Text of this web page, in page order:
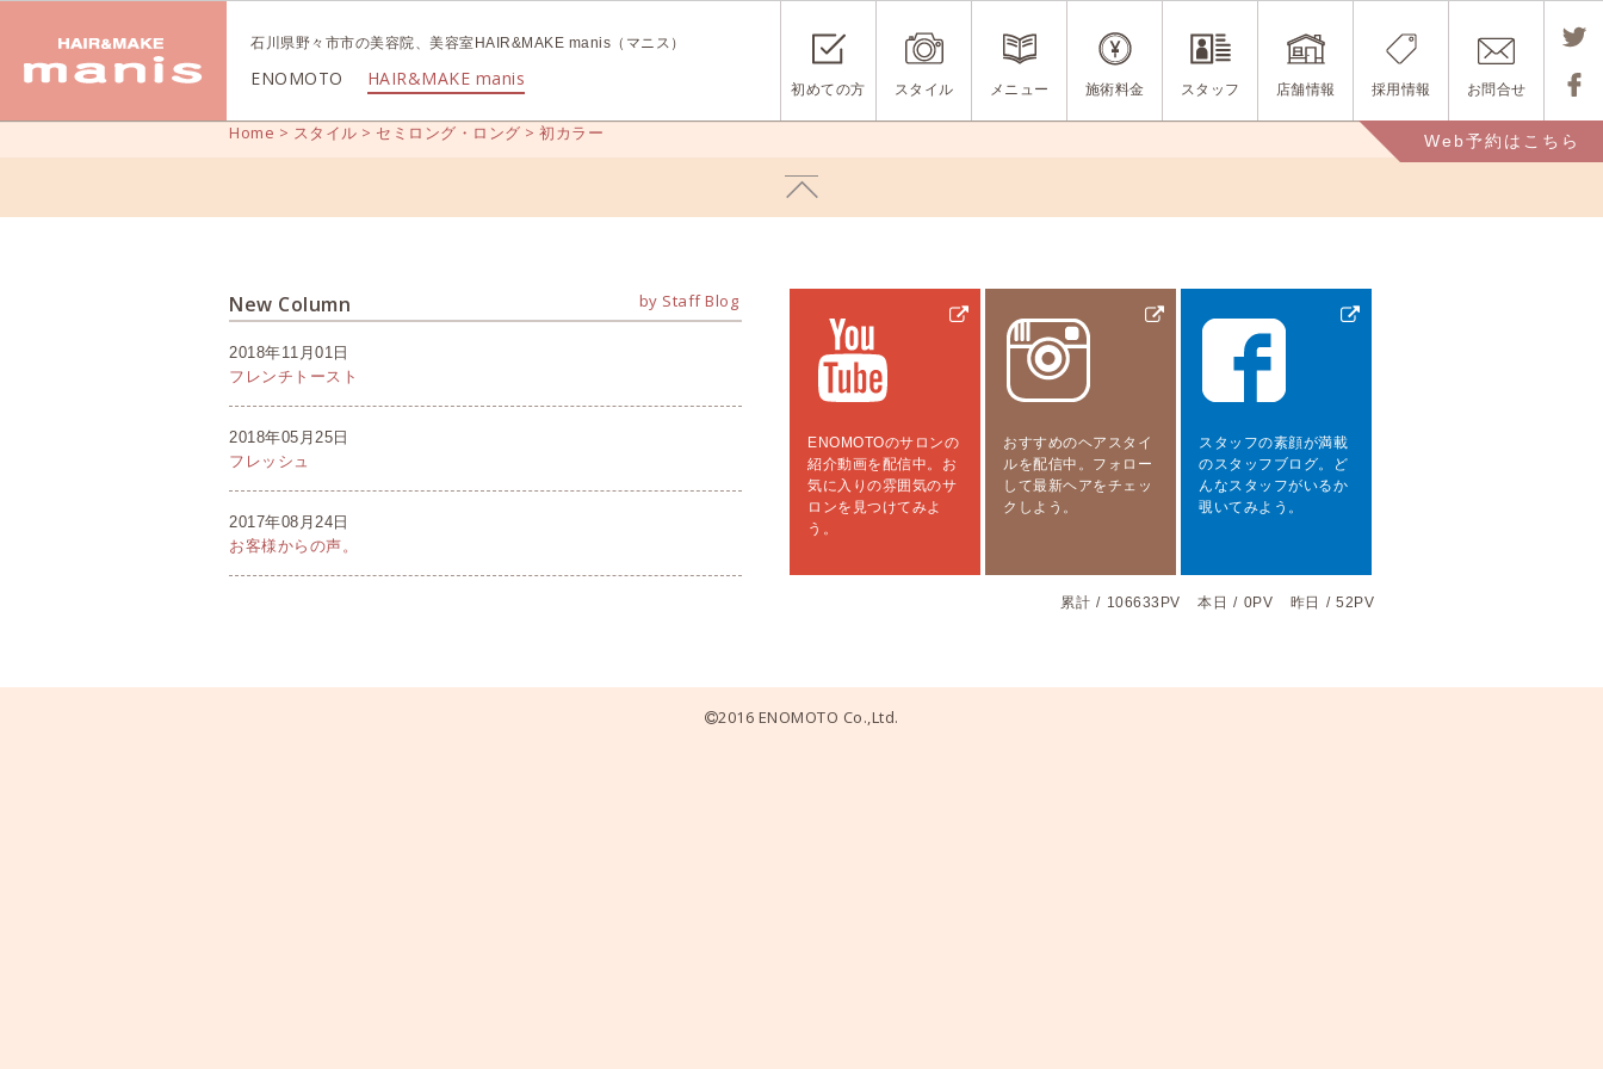
石川県野々市市の美容院、美容室HAIR&MAKE manis（マニス）
ENOMOTO HAIR&MAKE manis 初めての方 スタイル メニュー 施術料金 スタッフ 店舗情報 採用情報 お問合せ
Tweet
する
Share
する
Web予約はこちら
Home > スタイル > セミロング・ロング > 初カラー
New Column
2018年11月01日
フレンチトースト
2018年05月25日
フレッシュ
2017年08月24日
お客様からの声。
by Staff Blog
ENOMOTOのサロンの
紹介動画を配信中。お
気に入りの雰囲気のサ
ロンを見つけてみよ
う。
おすすめのヘアスタイ
ルを配信中。フォロー
して最新ヘアをチェッ
クしよう。
スタッフの素顔が満載
のスタッフブログ。ど
んなスタッフがいるか
覗いてみよう。
累計 / 106633PV 本日 / 0PV 昨日 / 52PV
2016 ENOMOTO Co.,Ltd.